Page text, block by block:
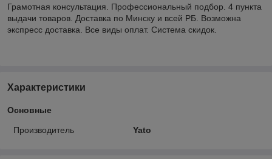
Грамотная консультация. Профессиональный подбор. 4 пункта
выдачи товаров. Доставка по Минску и всей РБ. Возможна
экспресс доставка. Все виды оплат. Система скидок.
Характеристики
Основные
Производитель Yato